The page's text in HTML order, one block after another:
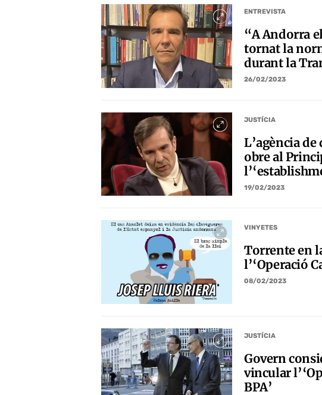
ENTREVISTA
“A Andorra
tornat la
durant la
26/02/2023
JUSTÍCIA
L’agència de
obre al
19/02/2023
VINYETES
Torrente en
l’‘Operació
08/02/2023
JUSTÍCIA
Govern
vincular
BPA’